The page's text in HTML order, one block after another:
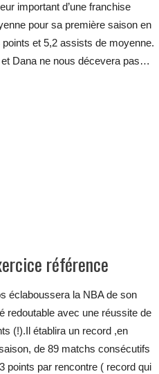
important d’une franchise
pour sa première saison en
et 5,2 assists de moyenne.
Dana ne nous décevera pas…
référence
éclaboussera la NBA de son
redoutable avec une réussite de
(!).Il établira un record ,en
de 89 matchs consécutifs
points par rencontre ( record qui